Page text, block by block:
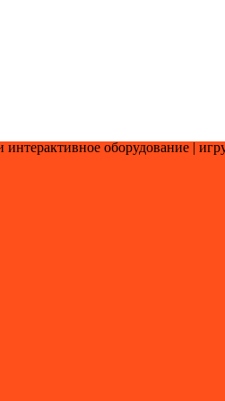
оборудование |